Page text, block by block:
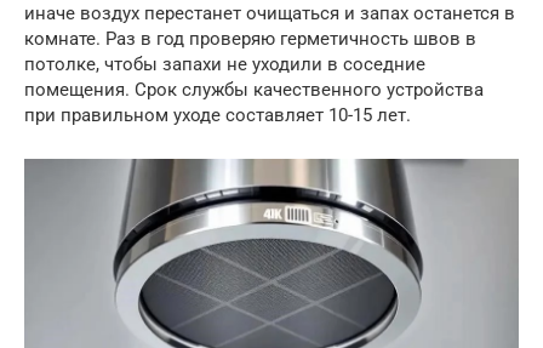
иначе воздух перестанет очищаться и запах останется в
комнате. Раз в год проверяю герметичность швов в
потолке, чтобы запахи не уходили в соседние
помещения. Срок службы качественного устройства
при правильном уходе составляет 10-15 лет.